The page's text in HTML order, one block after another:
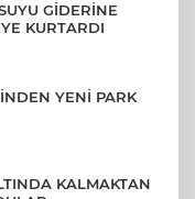
GİDERİNE
KURTARDI
YENİ PARK
KALMAKTAN